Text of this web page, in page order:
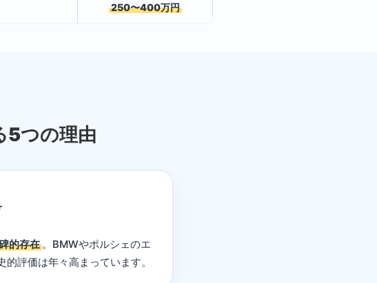
250〜400万円
5つの理由
的存在 。BMWやポルシェのエ
評価は年々高まっています。